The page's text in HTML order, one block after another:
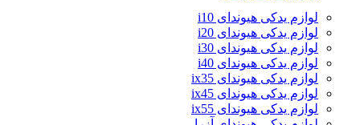
لوازم یدکی هیوندای i10
لوازم یدکی هیوندای i20
لوازم یدکی هیوندای i30
لوازم یدکی هیوندای i40
لوازم یدکی هیوندای ix35
لوازم یدکی هیوندای ix45
لوازم یدکی هیوندای ix55